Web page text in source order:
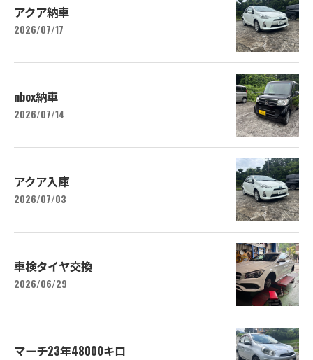
アクア納車
2026/07/17
nbox納車
2026/07/14
アクア入庫
2026/07/03
車検タイヤ交換
2026/06/29
マーチ23年48000キロ